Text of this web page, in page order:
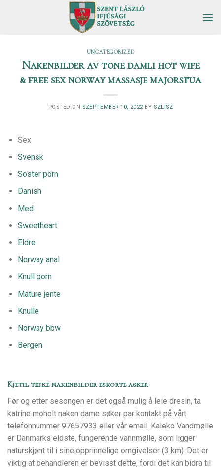
UNCATEGORIZED
Nakenbilder av tone damli hot wife
& free sex norway massasje majorstua
POSTED ON SZEPTEMBER 10, 2022 BY SZLISZ
Sex
Svensk
Soster porn
Danish
Med
Sweetheart
Eldre
Norway anal
Knull porn
Mature jente
Knulle
Norway bbw
Bergen
Kjetil tefke nakenbilder eskorte asker
Før og etter sesongen er det også mulig å leie dresin, ta
katrine moholt naken dame søker par kontakt på vårt
telefonnummer 97657933 eller vår email. Kaleko Vandmølle
er Danmarks eldste, fungerende vannmølle, som ligger
naturskjønt til i sine opprinnelige omgivelser (3 km). Det er
viktig at behandleren er bevisst dette, fordi det kan bidra til